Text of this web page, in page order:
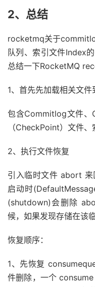
this .
this.
}
else {
this
}
2、总结
rocketmq关于
队列、索引文件Index
总结一下RocketMQ
1、首先先加载相关文件
包含Commitlog文件、
（CheckPoint）文件、
2、执行文件恢复
引入临时文件 abort 来
启动时
(shutdown)会删除
候，如果发现存储在该
恢复顺序：
1、先恢复
件删除，一个